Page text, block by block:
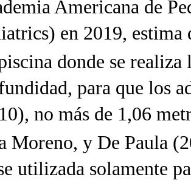
Americana de
en 2019, estima
donde se
para que los
no más de 1,06
Moreno, y De Paula
utilizada solamente